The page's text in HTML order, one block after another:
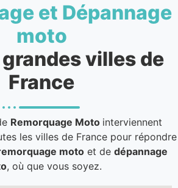
et Dépannage
moto
villes de
France
Remorquage Moto interviennent
les villes de France pour répondre
motoet de dépannage
, où que vous soyez.